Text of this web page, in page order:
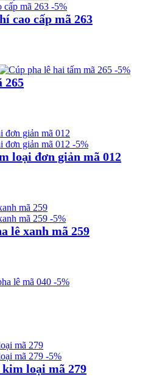
-5%
cao cấp mã 263
-5%
265
-5%
loại đơn giản mã 012
-5%
lê xanh mã 259
-5%
-5%
kim loại mã 279